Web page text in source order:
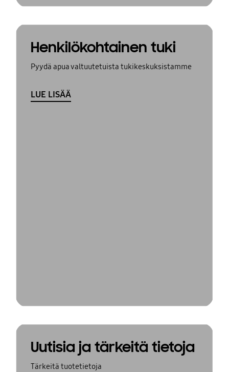
Henkilökohtainen tuki
Pyydä apua valtuutetuista tukikeskuksistamme
LUE LISÄÄ
Uutisia ja tärkeitä tietoja
Tärkeitä tuotetietoja